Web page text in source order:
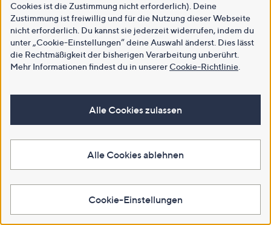
Cookies ist die Zustimmung nicht erforderlich). Deine
Zustimmung ist freiwillig und für die Nutzung dieser Webseite
nicht erforderlich. Du kannst sie jederzeit widerrufen, indem du
unter „Cookie-Einstellungen“ deine Auswahl änderst. Dies lässt
die Rechtmäßigkeit der bisherigen Verarbeitung unberührt.
Mehr Informationen findest du in unsererCookie-Richtlinie
Alle Cookies zulassen
Alle Cookies ablehnen
Cookie-Einstellungen